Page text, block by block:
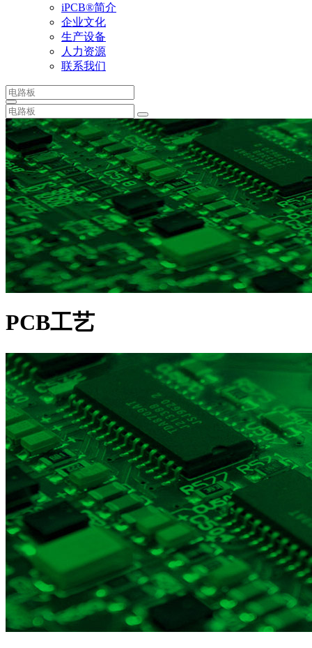
iPCB®简介
企业文化
生产设备
人力资源
联系我们
PCB工艺